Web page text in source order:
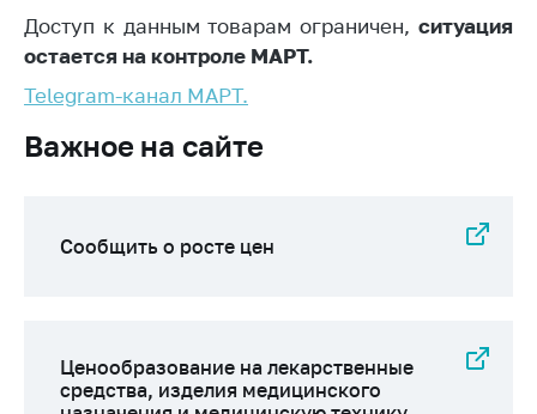
Электронные
обращения
Сообщить о росте
Сообщить о росте
изделия
Приемная
Доступ к данным товарам ограничен, ситуация
остается на контроле МАРТ.
Telegram-канал МАРТ.
Важное на сайте
Сообщить о росте цен
Ценообразование на лекарственные
средства, изделия медицинского